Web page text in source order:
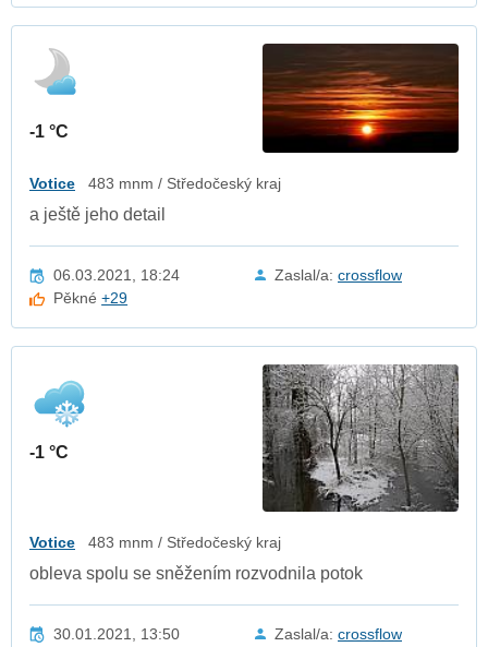
-1 °C
Votice 483 mnm / Středočeský kraj
a ještě jeho detail
06.03.2021, 18:24 Zaslal/a: crossflow
Pěkné+29
-1 °C
Votice 483 mnm / Středočeský kraj
obleva spolu se sněžením rozvodnila potok
30.01.2021, 13:50 Zaslal/a: crossflow